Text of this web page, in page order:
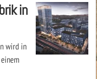
in
wird in